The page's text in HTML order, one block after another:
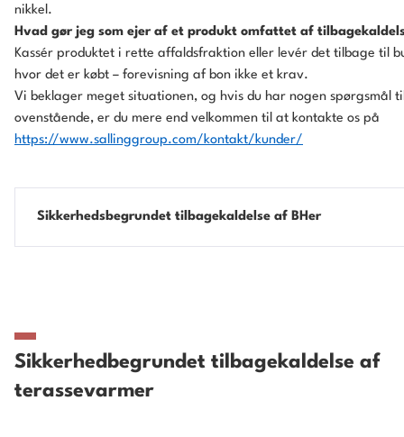
nikkel.
Hvad gør jeg som ejer af et produkt omfattet af
Kassér produktet i rette affaldsfraktion eller levér det tilbage til
hvor det er købt – forevisning af bon ikke et krav.
Vi beklager meget situationen, og hvis du har nogen spørgsmål
ovenstående, er du mere end velkommen til at kontakte os på
https://www.sallinggroup.com/kontakt/kunder/
Sikkerhedsbegrundet tilbagekaldelse af BHer
Sikkerhedbegrundet tilbagekaldelse af
terassevarmer